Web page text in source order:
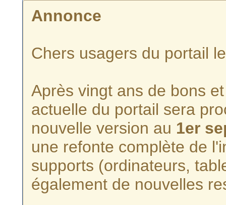
Annonce
Chers usagers du portail
Après vingt ans de bons
actuelle du portail sera
nouvelle version au 1er
une refonte complète de
supports (ordinateurs,
également de nouvelles